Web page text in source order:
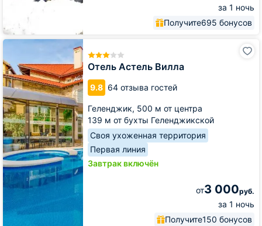
за 1 ночь
Получите695 бонусов
Отель Астель Вилла
9.8 64 отзыва гостей
Геленджик, 500 м от центра
139 м от бухты Геленджикской
Своя ухоженная территория
Первая линия
Завтрак включён
от3 000руб.
за 1 ночь
Получите150 бонусов
Отель
Вилла